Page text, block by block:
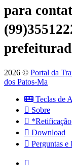
para
2026 © Portal da
dos Patos-Ma
Teclas de
Sobre
*Retificação
Download
Perguntas e